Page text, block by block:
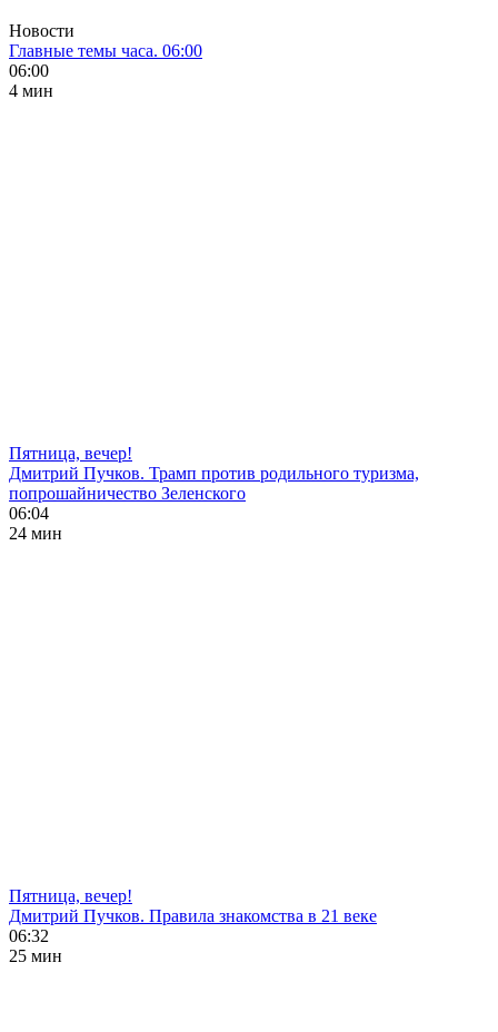
Новости
Главные темы часа. 06:00
06:00
4 мин
Пятница, вечер!
Дмитрий Пучков. Трамп против родильного туризма,
попрошайничество Зеленского
06:04
24 мин
Пятница, вечер!
Дмитрий Пучков. Правила знакомства в 21 веке
06:32
25 мин